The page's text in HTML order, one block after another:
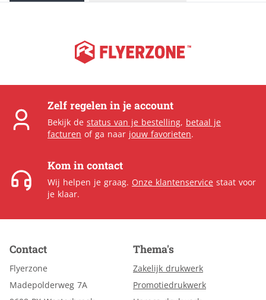
Zelf regelen in je account
Bekijk de status van je bestelling, betaal je
facturen of ga naar jouw favorieten.
Kom in contact
Wij helpen je graag. Onze klantenservice staat voor
je klaar.
Contact
Flyerzone
Madepolderweg 7A
Thema's
Zakelijk drukwerk
Promotiedrukwerk